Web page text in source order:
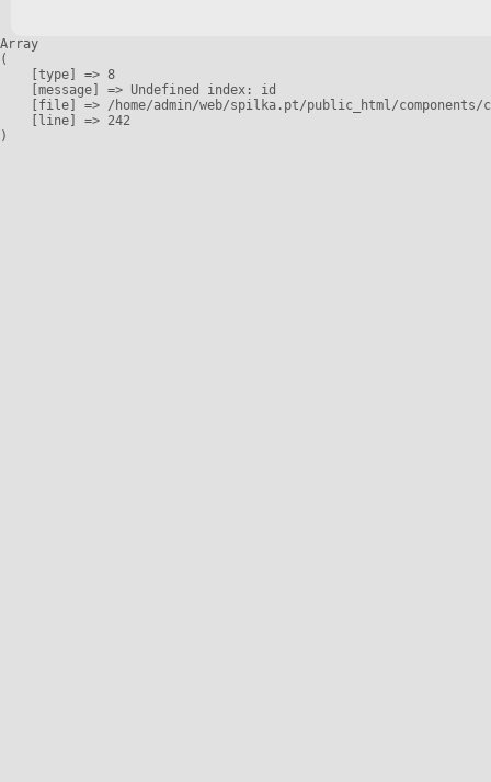
Array
(
    [type] => 8
    [message] => Undefined index: id
[file] => /home/admin/web/spilka.pt/public_html/
    [line] => 242